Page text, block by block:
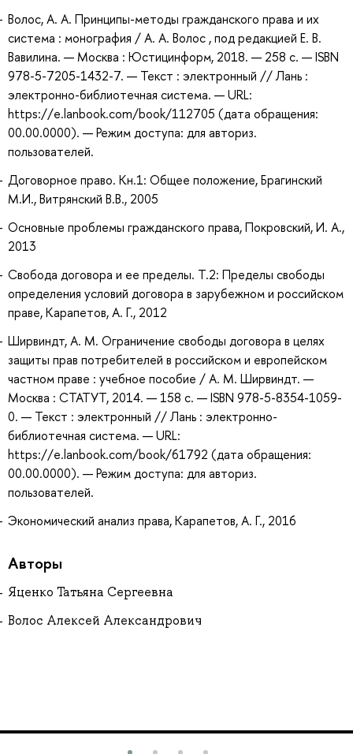
Волос, А. А. Принципы-методы гражданского права и их
система : монография / А. А. Волос , под редакцией Е. В.
Вавилина. — Москва : Юстицинформ, 2018. — 258 с. — ISBN
978-5-7205-1432-7. — Текст : электронный // Лань :
электронно-библиотечная система. — URL:
https://e.lanbook.com/book/112705 (дата обращения:
00.00.0000). — Режим доступа: для авториз.
пользователей.
Договорное право. Кн.1: Общее положение, Брагинский
М.И., Витрянский В.В., 2005
Основные проблемы гражданского права, Покровский, И. А.,
2013
Свобода договора и ее пределы. Т.2: Пределы свободы
определения условий договора в зарубежном и российском
праве, Карапетов, А. Г., 2012
Ширвиндт, А. М. Ограничение свободы договора в целях
защиты прав потребителей в российском и европейском
частном праве : учебное пособие / А. М. Ширвиндт. —
Москва : СТАТУТ, 2014. — 158 с. — ISBN 978-5-8354-1059-
0. — Текст : электронный // Лань : электронно-
библиотечная система. — URL:
https://e.lanbook.com/book/61792 (дата обращения:
00.00.0000). — Режим доступа: для авториз.
пользователей.
Экономический анализ права, Карапетов, А. Г., 2016
Авторы
Яценко Татьяна Сергеевна
Волос Алексей Александрович